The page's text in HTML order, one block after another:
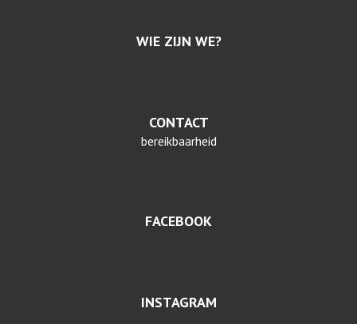
WIE ZIJN WE?
CONTACT
bereikbaarheid
FACEBOOK
INSTAGRAM